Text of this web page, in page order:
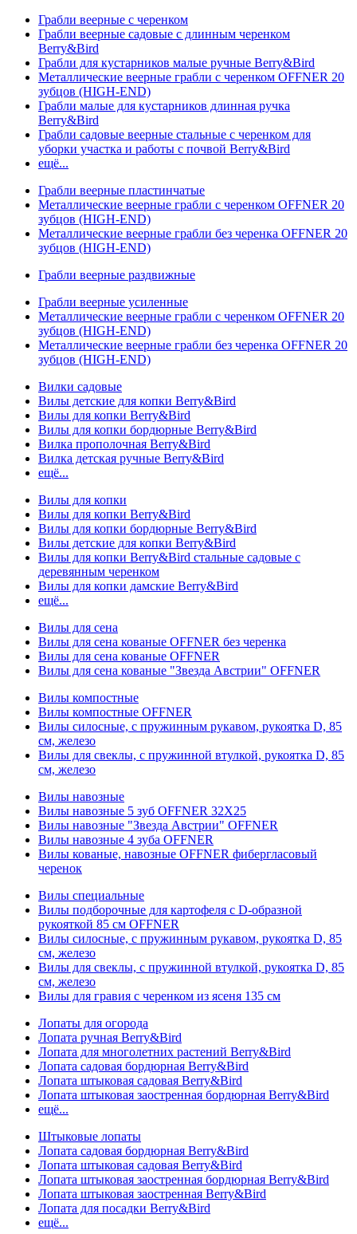
Грабли веерные с черенком
Грабли веерные садовые с длинным черенком
Berry&Bird
Грабли для кустарников малые ручные Berry&Bird
Металлические веерные грабли с черенком OFFNER 20
зубцов (HIGH-END)
Грабли малые для кустарников длинная ручка
Berry&Bird
Грабли садовые веерные стальные с черенком для
уборки участка и работы с почвой Berry&Bird
ещё...
Грабли веерные пластинчатые
Металлические веерные грабли с черенком OFFNER 20
зубцов (HIGH-END)
Металлические веерные грабли без черенка OFFNER 20
зубцов (HIGH-END)
Грабли веерные раздвижные
Грабли веерные усиленные
Металлические веерные грабли с черенком OFFNER 20
зубцов (HIGH-END)
Металлические веерные грабли без черенка OFFNER 20
зубцов (HIGH-END)
Вилки садовые
Вилы детские для копки Berry&Bird
Вилы для копки Berry&Bird
Вилы для копки бордюрные Berry&Bird
Вилка прополочная Berry&Bird
Вилка детская ручные Berry&Bird
ещё...
Вилы для копки
Вилы для копки Berry&Bird
Вилы для копки бордюрные Berry&Bird
Вилы детские для копки Berry&Bird
Вилы для копки Berry&Bird стальные садовые с
деревянным черенком
Вилы для копки дамские Berry&Bird
ещё...
Вилы для сена
Вилы для сена кованые OFFNER без черенка
Вилы для сена кованые OFFNER
Вилы для сена кованые "Звезда Австрии" OFFNER
Вилы компостные
Вилы компостные OFFNER
Вилы силосные, с пружинным рукавом, рукоятка D, 85
см, железо
Вилы для свеклы, с пружинной втулкой, рукоятка D, 85
см, железо
Вилы навозные
Вилы навозные 5 зуб OFFNER 32X25
Вилы навозные "Звезда Австрии" OFFNER
Вилы навозные 4 зуба OFFNER
Вилы кованые, навозные OFFNER фибергласовый
черенок
Вилы специальные
Вилы подборочные для картофеля с D-образной
рукояткой 85 см OFFNER
Вилы силосные, с пружинным рукавом, рукоятка D, 85
см, железо
Вилы для свеклы, с пружинной втулкой, рукоятка D, 85
см, железо
Вилы для гравия с черенком из ясеня 135 см
Лопаты для огорода
Лопата ручная Berry&Bird
Лопата для многолетних растений Berry&Bird
Лопата садовая бордюрная Berry&Bird
Лопата штыковая садовая Berry&Bird
Лопата штыковая заостренная бордюрная Berry&Bird
ещё...
Штыковые лопаты
Лопата садовая бордюрная Berry&Bird
Лопата штыковая садовая Berry&Bird
Лопата штыковая заостренная бордюрная Berry&Bird
Лопата штыковая заостренная Berry&Bird
Лопата для посадки Berry&Bird
ещё...